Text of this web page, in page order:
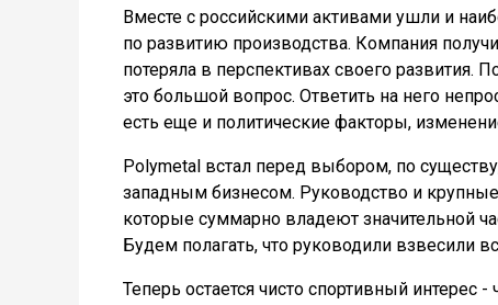
Вместе с российскими активами ушли и
по развитию производства. Компания
потеряла в перспективах своего
это большой вопрос. Ответить на него
есть еще и политические факторы,
Polymetal встал перед выбором, по
западным бизнесом. Руководство и
которые суммарно владеют значительной
Будем полагать, что руководили взвесили
Теперь остается чисто спортивный